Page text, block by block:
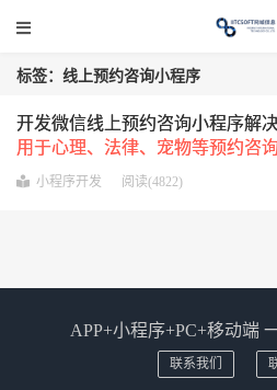
标签：线上预约咨询小程序
开发微信线上预约咨询小程序解
用于心理、法律、宠物等预约咨
景
小程序开发 阅读(4822)
APP+小程序+PC+移动端
联系我们